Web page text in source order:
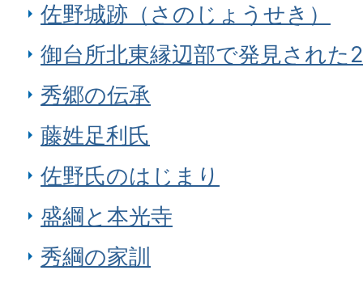
佐野城跡（さのじょうせき）
御台所北東縁辺部で発見された
秀郷の伝承
藤姓足利氏
佐野氏のはじまり
盛綱と本光寺
秀綱の家訓